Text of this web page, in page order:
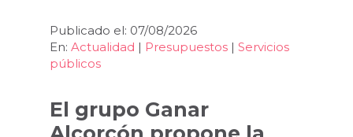
Publicado el: 07/08/2026
En: Actualidad | Presupuestos| Servicios
públicos
El grupo Ganar